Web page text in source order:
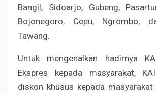
Bangil, Sidoarjo, Gubeng,
Bojonegoro, Cepu, Ngrombo,
Tawang.
Untuk mengenalkan hadirnya
Ekspres kepada masyarakat,
diskon khusus kepada